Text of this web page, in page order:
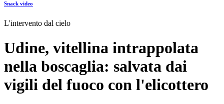
Snack video
L'intervento dal cielo
Udine, vitellina intrappolata
nella boscaglia: salvata dai
vigili del fuoco con l'elicottero